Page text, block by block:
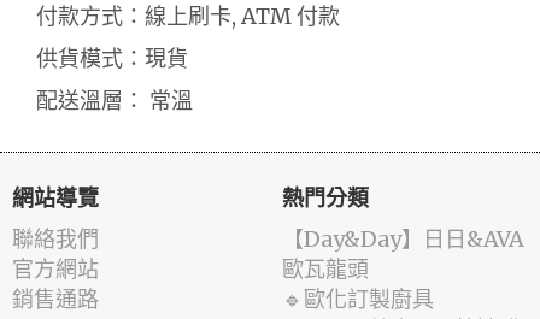
付款方式：線上刷卡, ATM 付款
供貨模式：現貨
配送溫層： 常溫
網站導覽
聯絡我們
官方網站
銷售通路
熱門分類
️【Day&Day】️日日&AVA
歐瓦龍頭
🔹歐化訂製廚具